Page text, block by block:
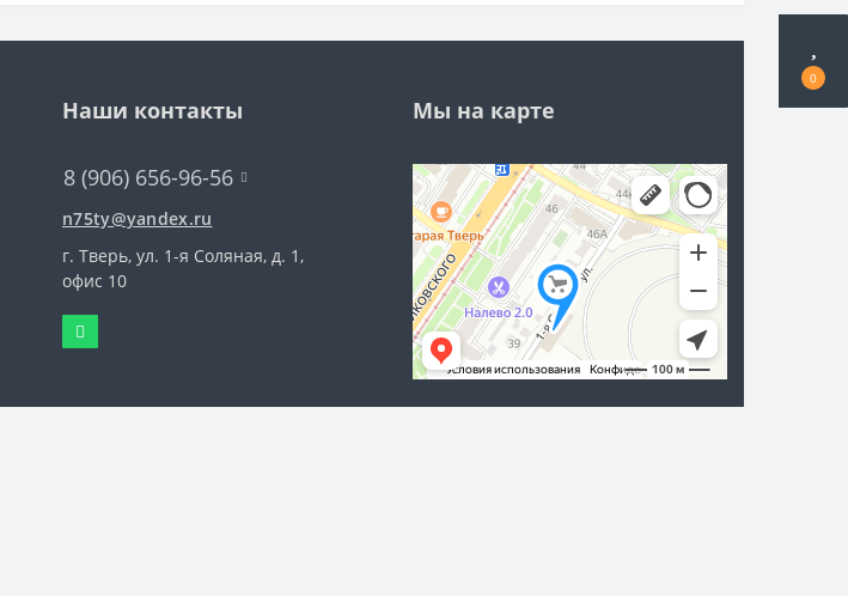
0
Наши контакты
8 (906) 656-96-56
n75ty@yandex.ru
г. Тверь, ул. 1-я Соляная, д. 1,
офис 10
Мы на карте